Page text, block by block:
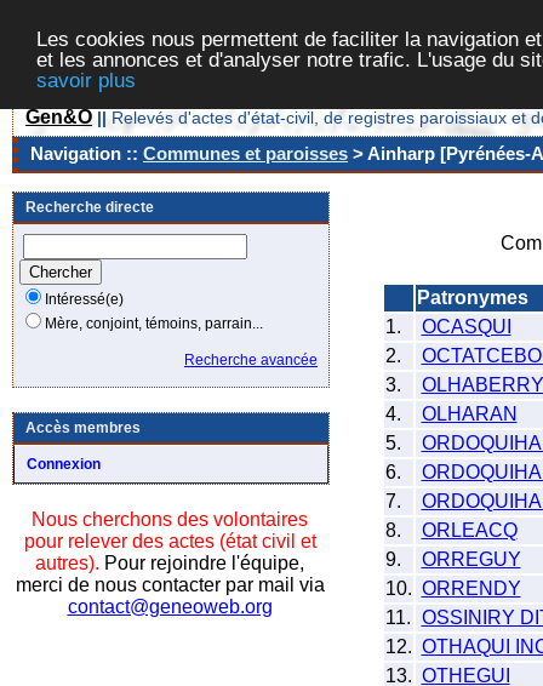
Les cookies nous permettent de faciliter la navigation
et les annonces et d'analyser notre trafic. L'usage du
savoir plus
Gen&O || Relevés d'actes d'état-civil, de registres paroissiaux et
Navigation :: Communes et paroisses > Ainharp [Pyrénées-
Recherche directe
Intéressé(e)
Mère, conjoint, témoins, parrain...
Recherche avancée
Accès membres
Connexion
Nous cherchons des volontaires
pour relever des actes (état civil et
autres). Pour rejoindre l'équipe,
merci de nous contacter par mail via
contact@geneoweb.org
Patronymes
1.
OCASQUI
2.
3.
OLHABERRY
4.
OLHARAN
5.
6.
7.
8.
ORLEACQ
9.
ORREGUY
10. ORRENDY
11. OSSINIRY
12. OTHAQUI
13. OTHEGUI